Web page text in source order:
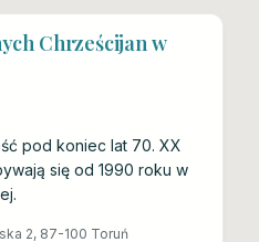
Chrześcijan w
pod koniec lat 70. XX
się od 1990 roku w
2, 87-100 Toruń